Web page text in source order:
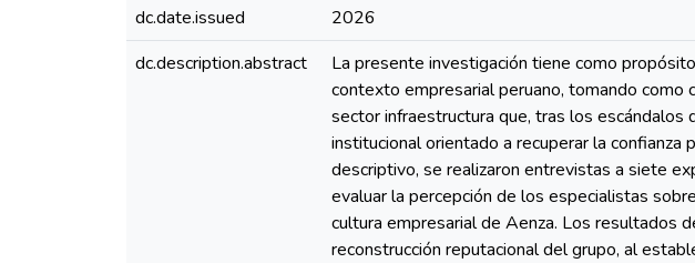
dc.date.issued
2026
dc.description.abstract
La presente investigación tiene como
contexto empresarial peruano, tomando
sector infraestructura que, tras los escándalos
institucional orientado a recuperar la
descriptivo, se realizaron entrevistas a siete
evaluar la percepción de los especialistas
cultura empresarial de Aenza. Los resultados
reconstrucción reputacional del grupo, al